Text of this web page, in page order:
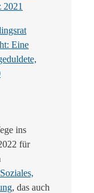
2021
Eine
ins
für
, das auch